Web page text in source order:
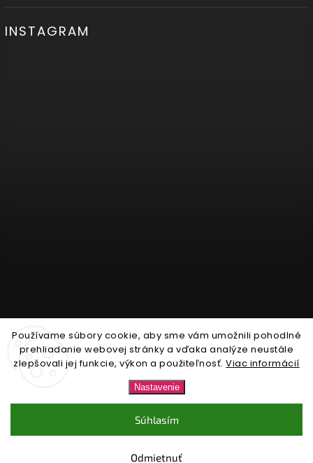
Používame súbory cookie, aby sme vám umožnili pohodlné
prehliadanie webovej stránky a vďaka analýze neustále
zlepšovali jej funkcie, výkon a použiteľnosť.Viac informácií
Nastavenie
Odmietnuť
Súhlasím
INSTAGRAM
Sledovať na Instagrame
Nonari.sk. Všetky práva vyhradené.
Upraviť nastavenie cookies
Shoptet| Design